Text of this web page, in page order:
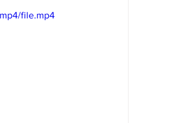
file.mp4